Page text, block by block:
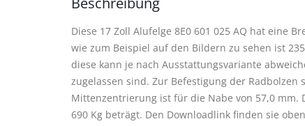
Diese 17 Zoll Alufelge 8E0 601 025 AQ hat eine
wie zum Beispiel auf den Bildern zu sehen ist
diese kann je nach Ausstattungsvariante
zugelassen sind. Zur Befestigung der
Mittenzentrierung ist für die Nabe von 57,0 mm.
690 Kg beträgt. Den Downloadlink finden sie